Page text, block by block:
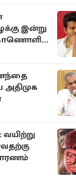
இன்று
அதிமுக
வயிற்று